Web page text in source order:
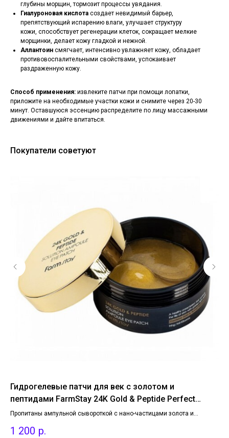
глубины морщин, тормозит процессы увядания.
Гиалуроновая кислота создает невидимый барьер,
препятствующий испарению влаги, улучшает структуру
кожи, способствует регенерации клеток, сокращает мелкие
морщинки, делает кожу гладкой и нежной.
Аллантоин смягчает, интенсивно увлажняет кожу, обладает
противовоспалительными свойствами, успокаивает
раздраженную кожу.
Способ применения: извлеките патчи при помощи лопатки,
приложите на необходимые участки кожи и снимите через 20-30
минут. Оставшуюся эссенцию распределите по лицу массажными
движениями и дайте впитаться.
Покупатели советуют
Гидрогелевые патчи для век с золотом и
пептидами FarmStay 24K Gold & Peptide Perfect
Ampoule Eye Patch, 1 уп.
Пропитаны ампульной сывороткой с нано-частицами золота и
лифтинг-эффект и борются с признаками старения, разглаживают
1 200 р.